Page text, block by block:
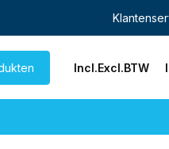
Gratis
Incl.Excl.BTW